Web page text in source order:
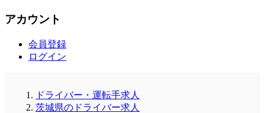
アカウント
会員登録
ログイン
ドライバー・運転手求人
茨城県のドライバー求人